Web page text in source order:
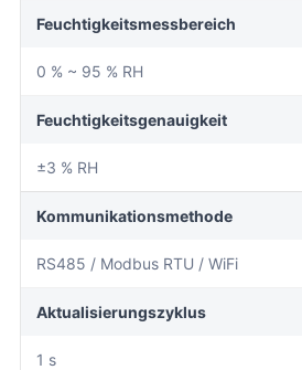
Feuchtigkeitsmessbereich
0 % ~ 95 % RH
Feuchtigkeitsgenauigkeit
±3 % RH
Kommunikationsmethode
RS485 / Modbus RTU / WiFi
Aktualisierungszyklus
1 s